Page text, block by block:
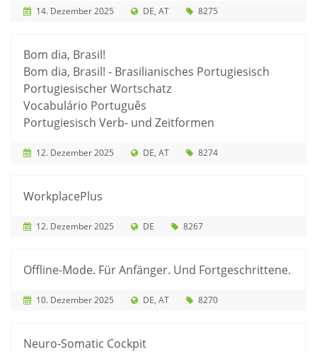
14. Dezember 2025 DE AT 8275
Bom dia, Brasil!
Bom dia, Brasil! - Brasilianisches Portugiesisch
Portugiesischer Wortschatz
Vocabulário Português
Portugiesisch Verb- und Zeitformen
12. Dezember 2025 DE AT 8274
WorkplacePlus
12. Dezember 2025 DE 8267
Offline-Mode. Für Anfänger. Und Fortgeschrittene.
10. Dezember 2025 DE AT 8270
Neuro-Somatic Cockpit